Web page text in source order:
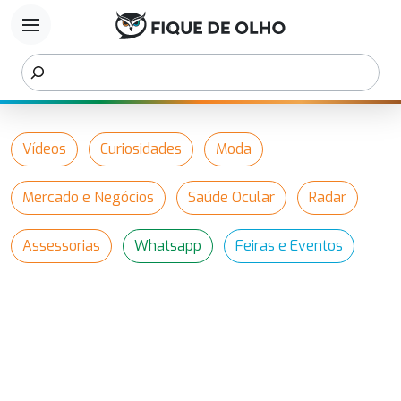
menu
Vídeos Curiosidades Moda
Mercado e Negócios Saúde Ocular Radar
Assessorias Whatsapp Feiras e Eventos